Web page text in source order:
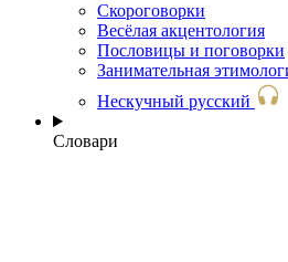
Скороговорки
Весёлая акцентология
Пословицы и поговорки
Занимательная
Нескучный русский
Словари